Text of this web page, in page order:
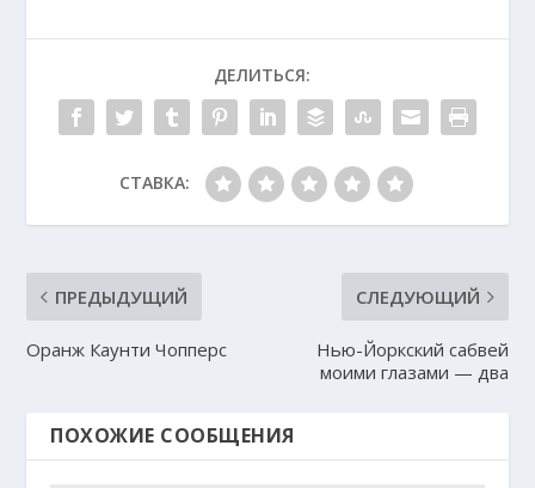
ДЕЛИТЬСЯ:
СТАВКА:
ПРЕДЫДУЩИЙ
Оранж Каунти Чопперс
СЛЕДУЮЩИЙ
Нью-Йоркский сабвей
моими глазами — два
ПОХОЖИЕ СООБЩЕНИЯ